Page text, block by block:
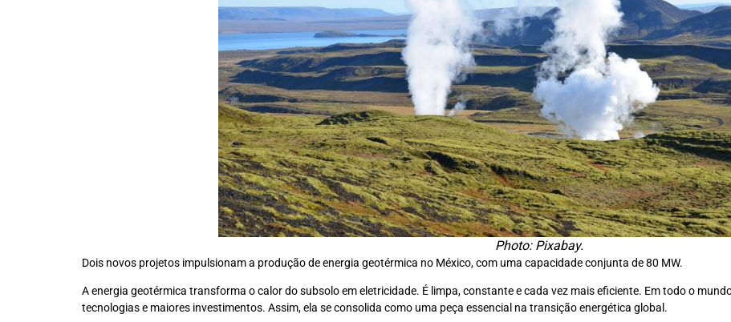
Photo: Pixabay.
Dois novos projetos impulsionam a produção de energia geotérmica no México, com uma capacidade conjunta de 80 MW.
A energia geotérmica transforma o calor do subsolo em eletricidade. É limpa, constante e cada vez mais eficiente. Em todo o
tecnologias e maiores investimentos. Assim, ela se consolida como uma peça essencial na transição energética global.